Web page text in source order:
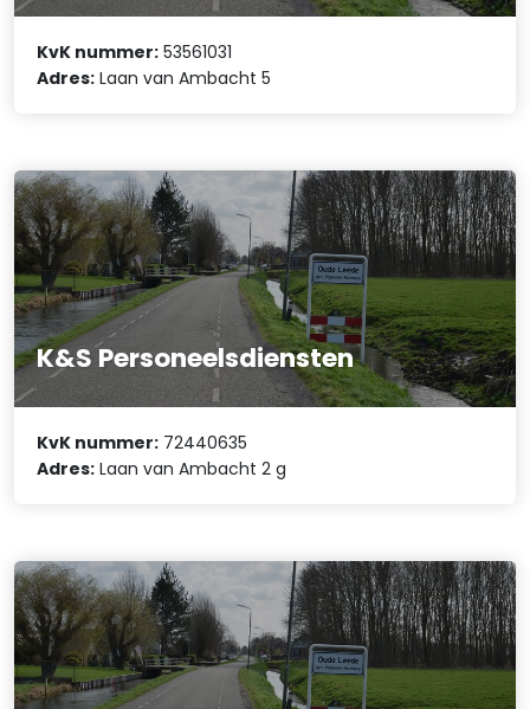
KvK nummer: 53561031
Adres: Laan van Ambacht 5
K&S Personeelsdiensten
KvK nummer: 72440635
Adres: Laan van Ambacht 2 g